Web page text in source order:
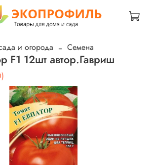
и огорода Семена
F1 12шт автор.Гавриш